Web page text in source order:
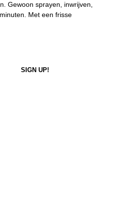
Gewoon sprayen, inwrijven,
Met een frisse